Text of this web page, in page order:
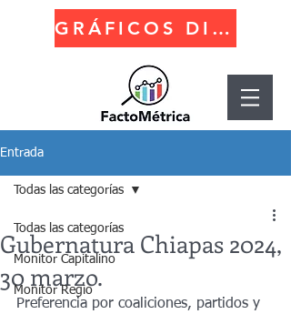
GRÁFICOS DINÁMICOS
Entrada
Todas las categorías
Monitor Capitalino
Monitor Regio
Todas las categorías
Gubernatura Chiapas 2024,
30 marzo.
Preferencia por coaliciones, partidos y